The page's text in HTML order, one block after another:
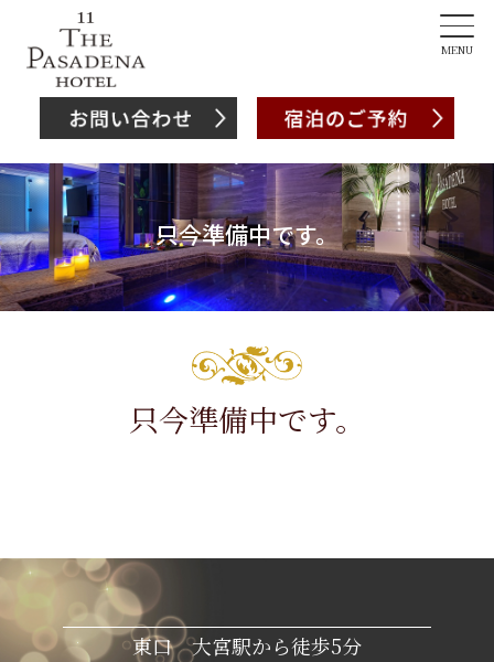
MENU
只今準備中です。
只今準備中です。
東口 大宮駅から徒歩5分